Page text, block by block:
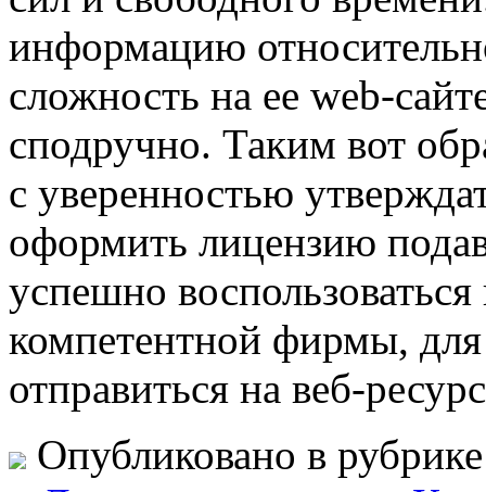
информацию
сложность на ее web-
сподручно. Таким вот
с уверенностью
оформить лицензию
успешно
компетентной фирмы, для
отправиться на веб-
Опубликовано в